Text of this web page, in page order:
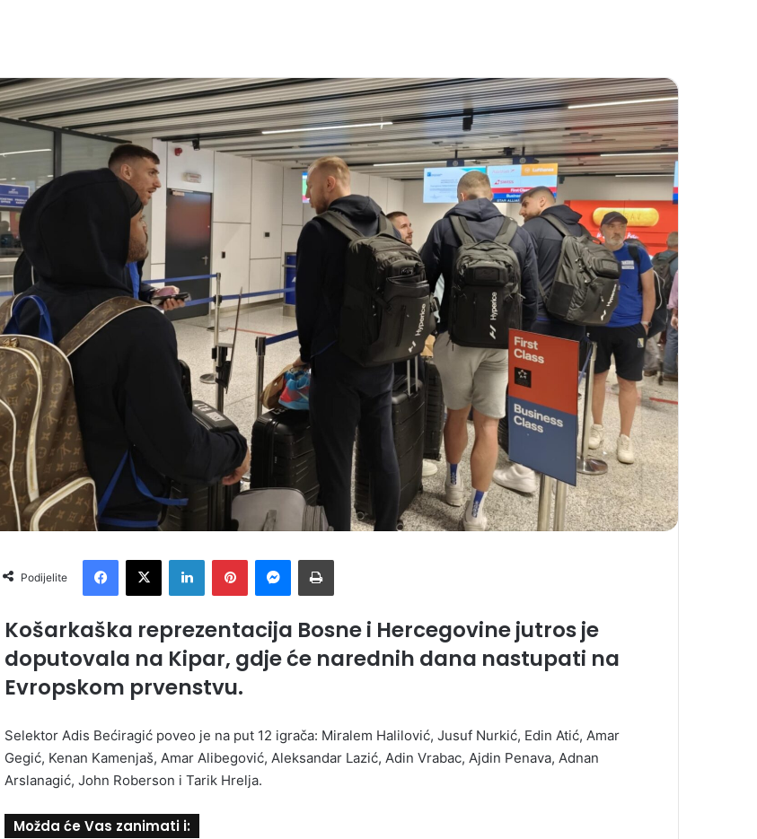
Podijelite
Košarkaška reprezentacija Bosne i Hercegovine jutros je
doputovala na Kipar, gdje će narednih dana nastupati na
Evropskom prvenstvu.
Selektor Adis Bećiragić poveo je na put 12 igrača: Miralem Halilović, Jusuf Nurkić, Edin Atić, Amar
Gegić, Kenan Kamenjaš, Amar Alibegović, Aleksandar Lazić, Adin Vrabac, Ajdin Penava, Adnan
Arslanagić, John Roberson i Tarik Hrelja.
Možda će Vas zanimati i: